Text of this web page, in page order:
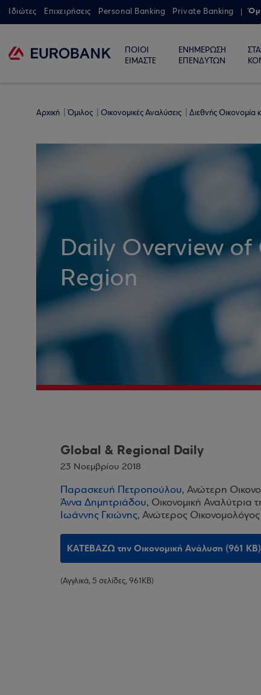
Ιδιώτες Επιχειρήσεις Personal Banking Private Banking
ΠΟΙΟΙ
ΕΙΜΑΣΤΕ
ΕΝΗΜΕΡΩΣΗ
ΕΠΕΝΔΥΤΩΝ
Αρχική Όμιλος Οικονομικές Αναλύσεις Διεθνής Οικονομία
Daily Overview of
Region
Global & Regional Daily
23 Νοεμβρίου 2018
Παρασκευή Πετροπούλου, Ανώτερη
Άννα Δημητριάδου, Οικονομική Αναλύτρια
Ιωάννης Γκιώνης, Ανώτερος
ΚΑΤΕΒΑΖΩ την Οικονομική Ανάλυση (961 KB)
(Αγγλικά, 5 σελίδες, 961KB)